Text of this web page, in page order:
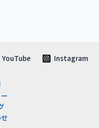
YouTube
Instagram